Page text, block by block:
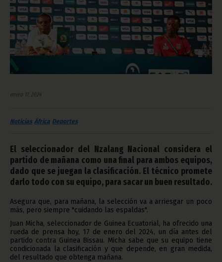
enero 17, 2024
Noticias África Deportes
El seleccionador del Nzalang Nacional considera el
partido de mañana como una final para ambos equipos,
dado que se juegan la clasificación. El técnico promete
darlo todo con su equipo, para sacar un buen resultado.
Asegura que, para mañana, la selección va a arriesgar un poco
más, pero siempre "cuidando las espaldas".
Juan Micha, seleccionador de Guinea Ecuatorial, ha ofrecido una
rueda de prensa hoy, 17 de enero del 2024, un día antes del
partido contra Guinea Bissau. Micha sabe que su equipo tiene
condicionada la clasificación y que depende, en gran medida,
del resultado que obtenga mañana.